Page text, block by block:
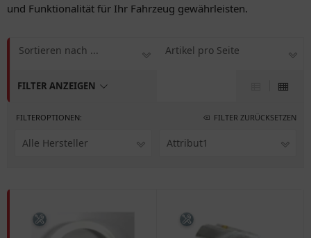
und Funktionalität für Ihr Fahrzeug gewährleisten.
FILTER ANZEIGEN
Sortieren nach ... Artikel pro Seite
FILTEROPTIONEN: FILTER ZURÜCKSETZEN
Alle Hersteller Attribut1